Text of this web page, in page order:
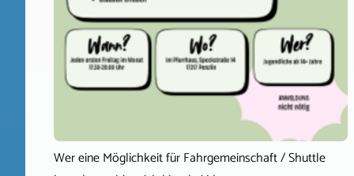
Wer eine Möglichkeit für Fahrgemeinschaft / Shuttle